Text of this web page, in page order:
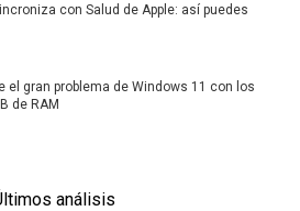
con Salud de Apple: así puedes
el gran problema de Windows 11 con los
de RAM
análisis